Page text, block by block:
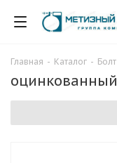
Главная - Каталог - Болт
оцинкованный